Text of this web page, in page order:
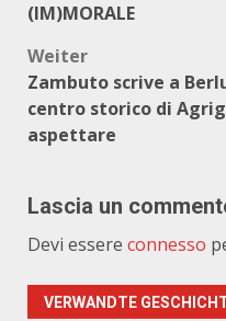
(IM)MORALE
Weiter
Zambuto scrive a
centro storico di
aspettare
Lascia un
Devi essere connesso
VERWANDTE